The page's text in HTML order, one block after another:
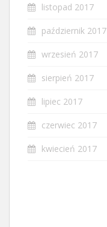
listopad 2017
październik 2017
wrzesień 2017
sierpień 2017
lipiec 2017
czerwiec 2017
kwiecień 2017